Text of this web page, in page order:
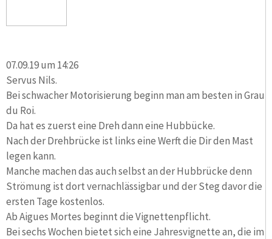
07.09.19 um 14:26
Servus Nils.
Bei schwacher Motorisierung beginn man am besten in Grau
du Roi.
Da hat es zuerst eine Dreh dann eine Hubbücke.
Nach der Drehbrücke ist links eine Werft die Dir den Mast
legen kann.
Manche machen das auch selbst an der Hubbrücke denn
Strömung ist dort vernachlässigbar und der Steg davor die
ersten Tage kostenlos.
Ab Aigues Mortes beginnt die Vignettenpflicht.
Bei sechs Wochen bietet sich eine Jahresvignette an, die im